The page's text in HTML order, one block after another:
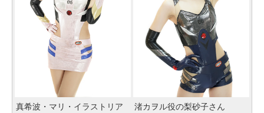
真希波・マリ・イラストリア
渚カヲル役の梨砂子さん